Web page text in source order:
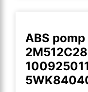
ABS pomp